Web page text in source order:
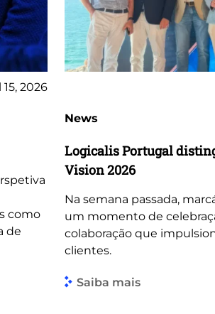
2026
como
de
News
Logicalis Portugal
Vision 2026
Na semana passada,
um momento de
colaboração que
clientes.
Saiba mais